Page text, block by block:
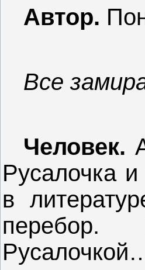
Автор.
Все
Человек.
Русалочка
в